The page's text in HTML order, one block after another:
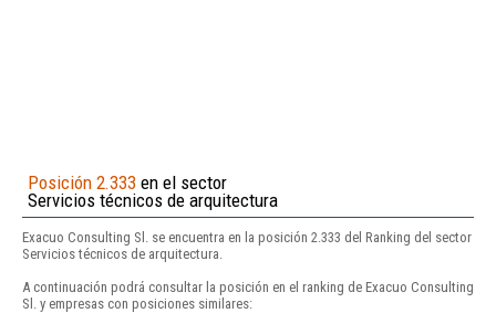
Posición 2.333 en el sector
Servicios técnicos de arquitectura
Exacuo Consulting Sl. se encuentra en la posición 2.333 del Ranking del sector
Servicios técnicos de arquitectura.
A continuación podrá consultar la posición en el ranking de Exacuo Consulting
Sl. y empresas con posiciones similares: